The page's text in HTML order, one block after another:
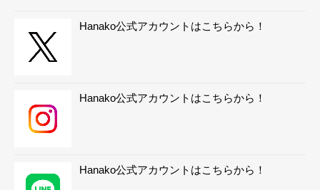
Hanako公式アカウントはこちらから！
Hanako公式アカウントはこちらから！
Hanako公式アカウントはこちらから！